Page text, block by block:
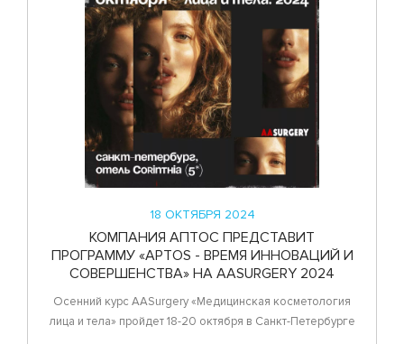
18 ОКТЯБРЯ 2024
КОМПАНИЯ АПТОС ПРЕДСТАВИТ
ПРОГРАММУ «APTOS - ВРЕМЯ ИННОВАЦИЙ И
СОВЕРШЕНСТВА» НА AASURGERY 2024
Осенний курс AASurgery «Медицинская косметология
лица и тела» пройдет 18-20 октября в Санкт-Петербурге